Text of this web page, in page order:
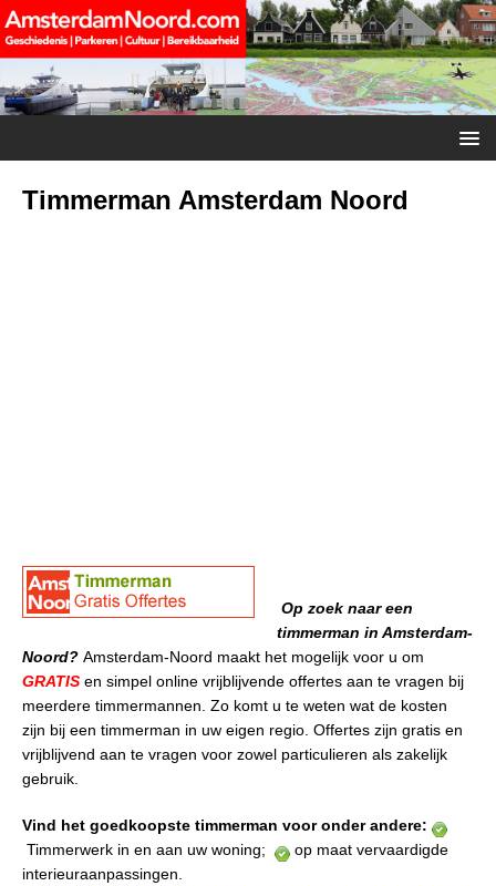
Timmerman Amsterdam Noord
Op zoek naar een
timmerman in Amsterdam-
Noord? Amsterdam-Noord maakt het mogelijk voor u om
GRATIS en simpel online vrijblijvende offertes aan te vragen bij
meerdere timmermannen. Zo komt u te weten wat de kosten
zijn bij een timmerman in uw eigen regio. Offertes zijn gratis en
vrijblijvend aan te vragen voor zowel particulieren als zakelijk
gebruik.
Vind het goedkoopste timmerman voor onder andere:
Timmerwerk in en aan uw woning;
op maat vervaardigde
interieuraanpassingen.